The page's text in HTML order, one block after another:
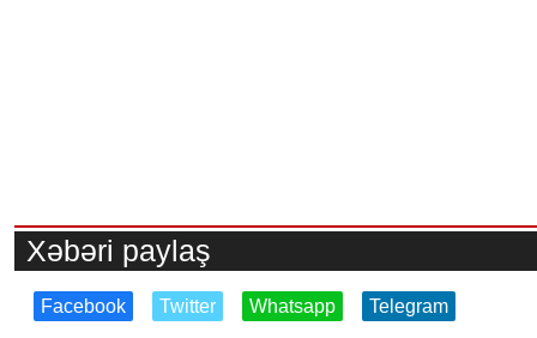
Xəbəri paylaş
Facebook Twitter Whatsapp Telegram